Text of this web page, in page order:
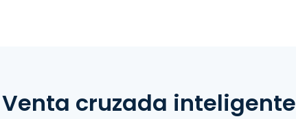
Venta cruzada inteligente